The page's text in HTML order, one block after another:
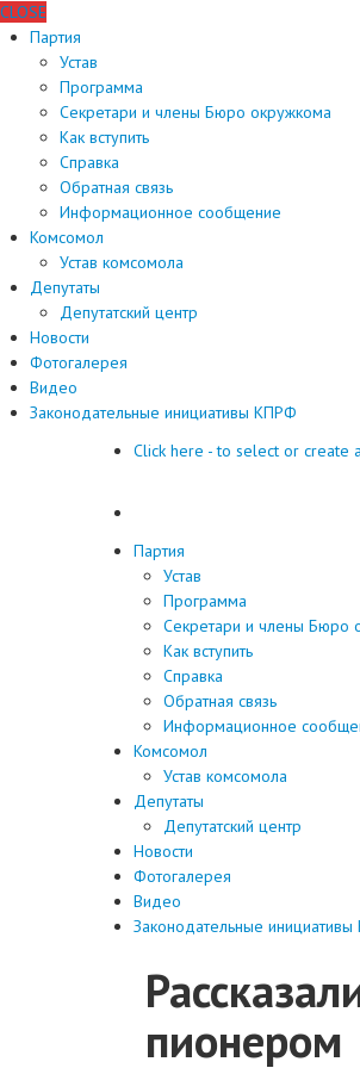
CLOSE
Партия
Устав
Программа
Секретари и члены Бюро окружкома
Как вступить
Справка
Обратная связь
Информационное сообщение
Комсомол
Устав комсомола
Депутаты
Депутатский центр
Новости
Фотогалерея
Видео
Законодательные инициативы КПРФ
Click here - to select or create
Партия
Устав
Программа
Секретари и члены Бюро
Как вступить
Справка
Обратная связь
Информационное
Комсомол
Устав комсомола
Депутаты
Депутатский центр
Новости
Фотогалерея
Видео
Законодательные
пионером